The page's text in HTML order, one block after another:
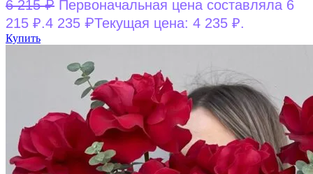
6 215₽ Первоначальная цена составляла 6
215 ₽.4 235 ₽Текущая цена: 4 235 ₽.
Купить